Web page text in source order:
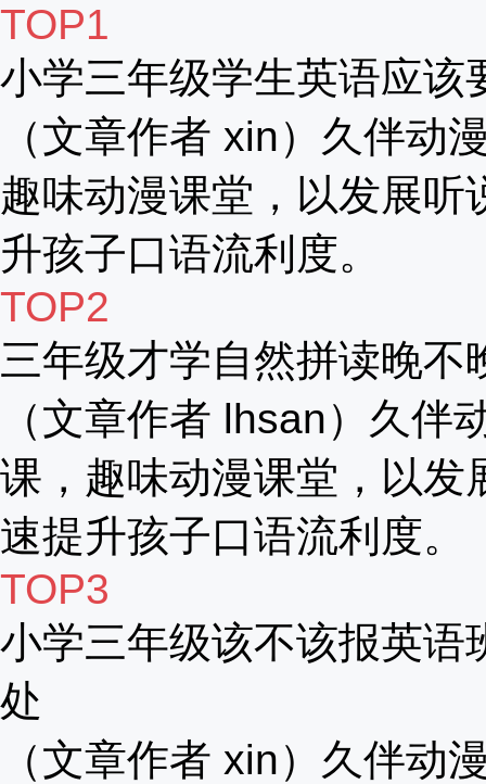
TOP1
小学三年级学生英语应该
（文章作者 xin）久伴动
趣味动漫课堂，以发展
升孩子口语流利度。
TOP2
三年级才学自然拼读晚
（文章作者 lhsan）久伴
课，趣味动漫课堂，以发
速提升孩子口语流利度。
TOP3
小学三年级该不该报英语
处
（文章作者 xin）久伴动